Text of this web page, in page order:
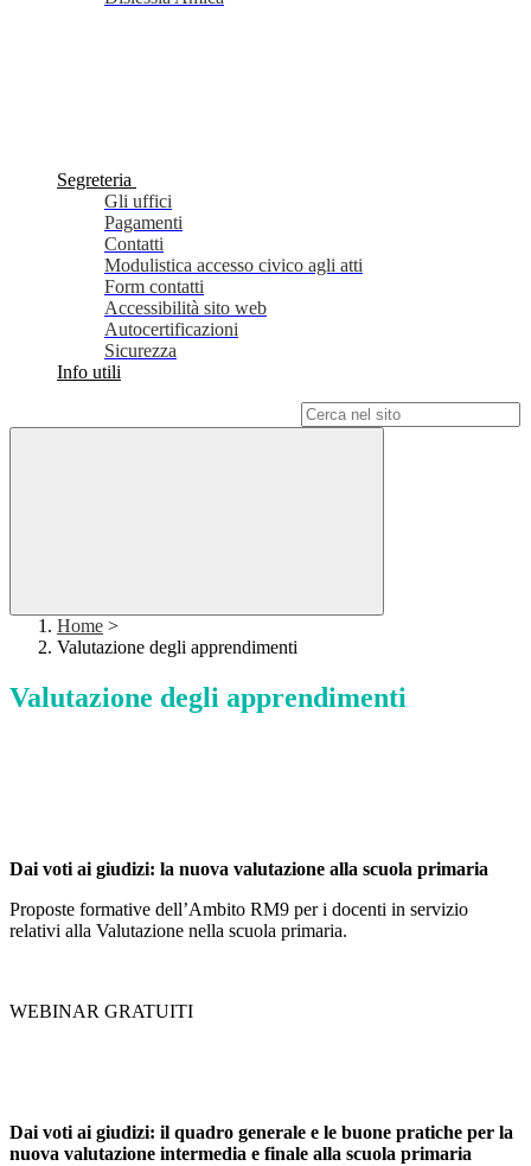
Segreteria
Gli uffici
Pagamenti
Contatti
Modulistica accesso civico agli atti
Form contatti
Accessibilità sito web
Autocertificazioni
Sicurezza
Info utili
Home >
Valutazione degli apprendimenti
Valutazione degli apprendimenti
Dai voti ai giudizi: la nuova valutazione alla scuola primaria
Proposte formative dell’Ambito RM9 per i docenti in servizio
relativi alla Valutazione nella scuola primaria.
WEBINAR GRATUITI
Dai voti ai giudizi: il quadro generale e le buone pratiche per la
nuova valutazione intermedia e finale alla scuola primaria